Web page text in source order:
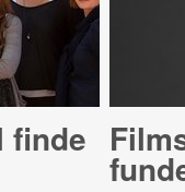
finde